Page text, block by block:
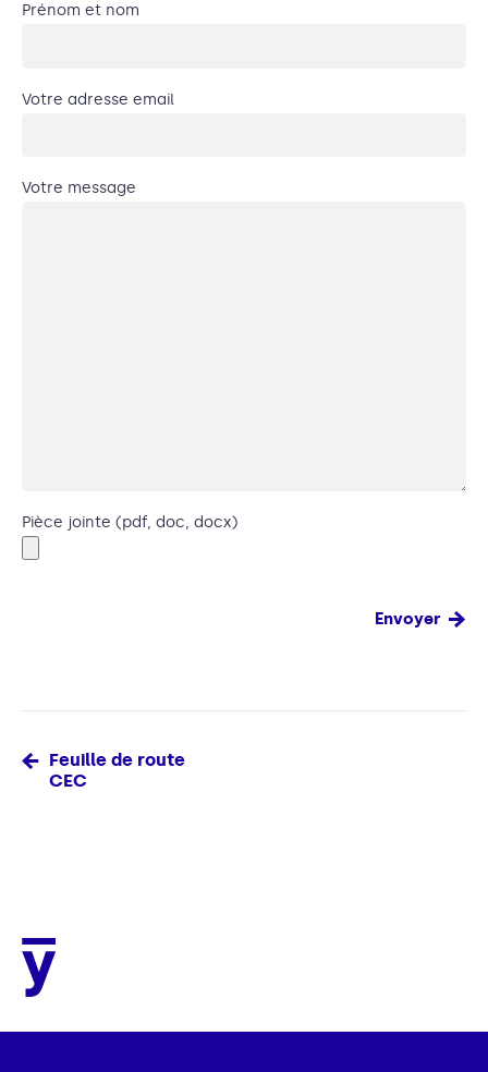
Prénom et nom
Votre adresse email
Votre message
Pièce jointe (pdf, doc, docx)
Feuille de route
CEC